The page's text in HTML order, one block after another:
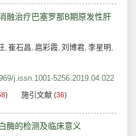
融治疗巴塞罗那B期原发性肝
, 崔石昌, 扈彩霞, 刘博君, 李星明 ,
j.issn.1001-5256.2019.04.022
) 施引文献 (36)
酶的检测及临床意义